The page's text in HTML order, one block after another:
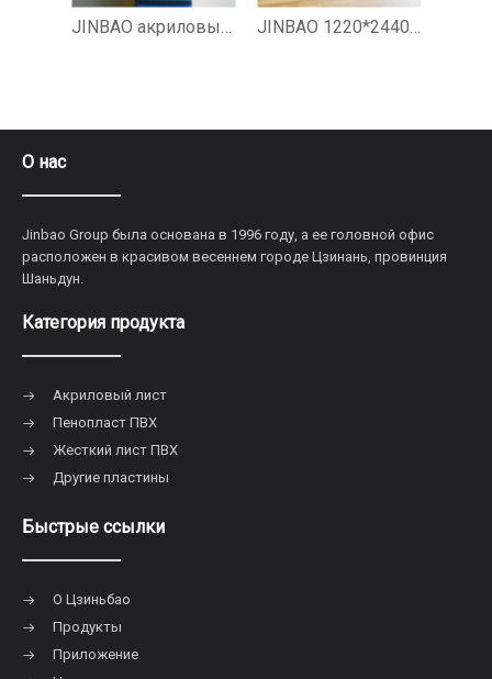
JINBAO акриловый лист для лазерной резки цветной акриловой фабрики Pmma для рекламы JINBAO 1220*2440 мм, 1 дюйм, цветной пластиковый литой акриловый лист из ПММА
О нас
Jinbao Group была основана в 1996 году, а ее головной офис
расположен в красивом весеннем городе Цзинань, провинция
Шаньдун.
Категория продукта
Акриловый лист
Пенопласт ПВХ
Жесткий лист ПВХ
Другие пластины
Быстрые ссылки
О Цзиньбао
Продукты
Приложение